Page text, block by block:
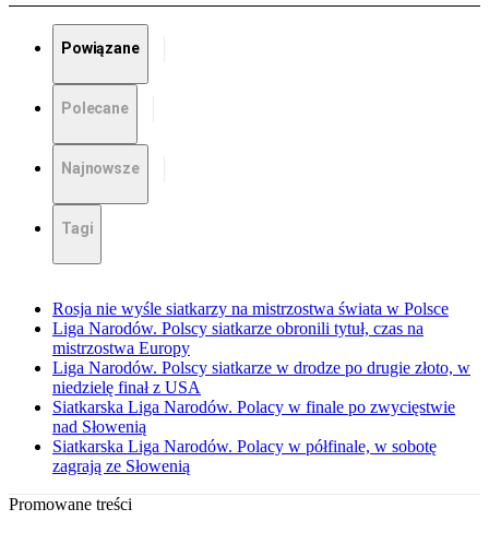
Powiązane
Polecane
Najnowsze
Tagi
Rosja nie wyśle siatkarzy na mistrzostwa świata w Polsce
Liga Narodów. Polscy siatkarze obronili tytuł, czas na
mistrzostwa Europy
Liga Narodów. Polscy siatkarze w drodze po drugie złoto, w
niedzielę finał z USA
Siatkarska Liga Narodów. Polacy w finale po zwycięstwie
nad Słowenią
Siatkarska Liga Narodów. Polacy w półfinale, w sobotę
zagrają ze Słowenią
Promowane treści